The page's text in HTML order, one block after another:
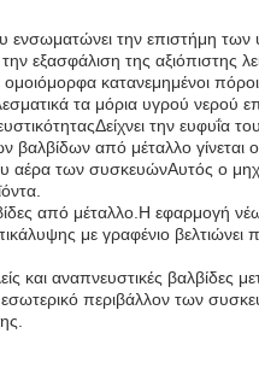
την επιστήμη των
εξασφάλιση της αξιόπιστης
κατανεμημένοι
τα μόρια υγρού νερού
την ευφυΐα
από μέταλλο γίνεται
των συσκευώνΑυτός ο
από μέταλλο.Η εφαρμογή
με γραφένιο βελτιώνει
αναπνευστικές βαλβίδες
περιβάλλον των